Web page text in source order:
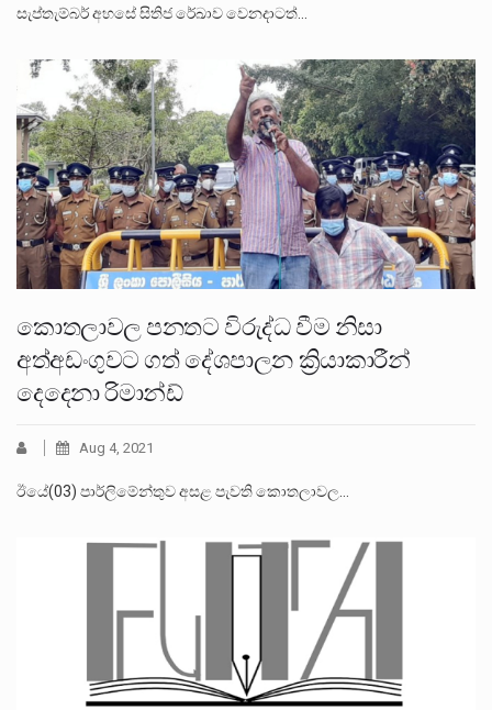
සැප්තැම්බර් අහසේ සිතිජ රේඛාව වෙනදාටත්…
කොතලාවල පනතට විරුද්ධ වීම නිසා
අත්අඩංගුවට ගත් දේශපාලන ක්‍රියාකාරීන්
දෙදෙනා රිමාන්ඩ්
Aug 4, 2021
ඊයේ(03) පාර්ලිමේන්තුව අසළ පැවති කොතලාවල…